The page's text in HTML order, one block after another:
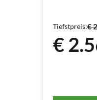
Tiefstpreis:€
€